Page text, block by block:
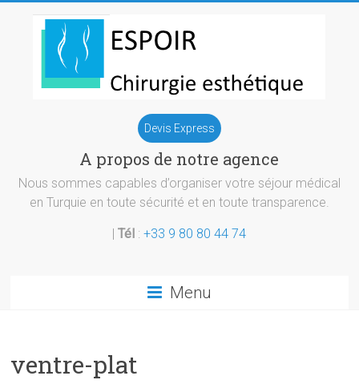
esthetique
Turquie
Devis Express
A propos de notre agence
Nous sommes capables d’organiser votre séjour médical
en Turquie en toute sécurité et en toute transparence.
|Tél :+33 9 80 80 44 74
Menu
ventre-plat